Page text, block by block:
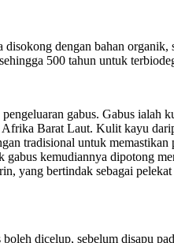
disokong dengan bahan
500 tahun untuk
gabus. Gabus
Barat Laut. Kulit kayu
tradisional untuk
kemudiannya dipotong
yang bertindak sebagai
dicelup, sebelum disapu